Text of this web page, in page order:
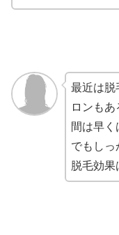
最近は脱
ロンも
間は早く
でもしっ
脱毛効果